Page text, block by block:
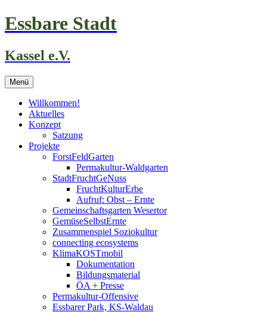
Zum
Inhalt
Essbare Stadt
Kassel e.V.
Menü
Willkommen!
Aktuelles
Konzept
Satzung
Projekte
ForstFeldGarten
Permakultur-Waldgarten
StadtFruchtGeNuss
FruchtKulturErbe
Aufruf: Obst – Ernte
Gemeinschaftsgarten Wesertor
GemüseSelbstErnte
Zusammenspiel Soziokultur
connecting ecosystems
KlimaKOSTmobil
Dokumentation
Bildungsmaterial
ÖA + Presse
Permakultur-Offensive
Essbarer Park, KS-Waldau